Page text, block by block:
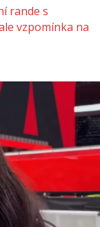
rande s
vzpomínka na